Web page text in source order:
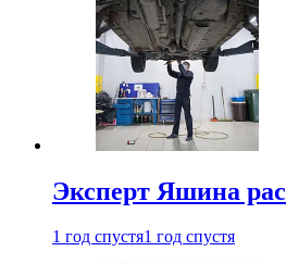
Эксперт Яшина
1 год спустя1 год спустя